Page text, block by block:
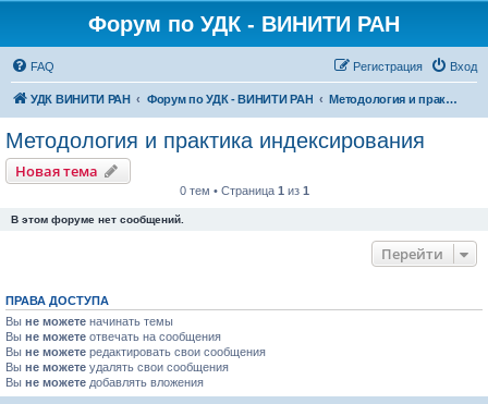
Форум по УДК - ВИНИТИ РАН
FAQ Вход
Регистрация
УДК ВИНИТИ РАН Форум по УДК - ВИНИТИ РАН Методология и практика индексирования
Методология и практика индексирования
Новая тема
0 тем • Страница 1 из 1
В этом форуме нет сообщений.
Перейти
ПРАВА ДОСТУПА
Вы не можете начинать темы
Вы не можете отвечать на сообщения
Вы не можете редактировать свои сообщения
Вы не можете удалять свои сообщения
Вы не можете добавлять вложения